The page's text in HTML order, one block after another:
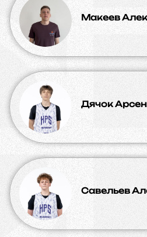
Макеев
Дячок
Савельев